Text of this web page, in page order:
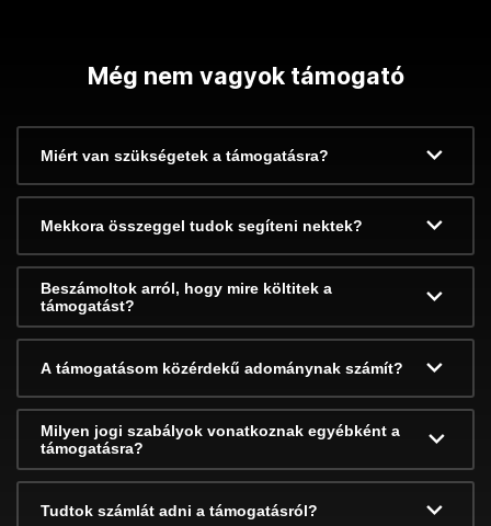
Még nem vagyok támogató
Miért van szükségetek a támogatásra?
Mekkora összeggel tudok segíteni nektek?
Beszámoltok arról, hogy mire költitek a
támogatást?
A támogatásom közérdekű adománynak számít?
Milyen jogi szabályok vonatkoznak egyébként a
támogatásra?
Tudtok számlát adni a támogatásról?